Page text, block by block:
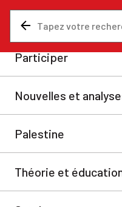
Luxemburg,
Kollontaï :
contre l’oppression des
internationale. Les